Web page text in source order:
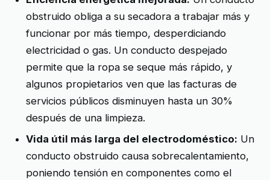
obstruido obliga a su secadora a trabajar más y
funcionar por más tiempo, desperdiciando
electricidad o gas. Un conducto despejado
permite que la ropa se seque más rápido, y
algunos propietarios ven que las facturas de
servicios públicos disminuyen hasta un 30%
después de una limpieza.
Vida útil más larga del electrodoméstico: Un
conducto obstruido causa sobrecalentamiento,
poniendo tensión en componentes como el